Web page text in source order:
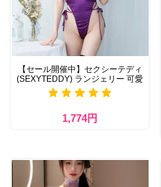
【セール開催中】セクシーテディ
(SEXYTEDDY) ランジェリー 可愛
1,774円